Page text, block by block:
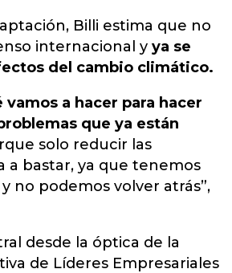
Billi estima que no
internacional y ya se
del cambio climático.
vamos a hacer para hacer
que ya están
solo reducir las
a bastar, ya que tenemos
no podemos volver atrás”,
desde la óptica de la
de Líderes Empresariales